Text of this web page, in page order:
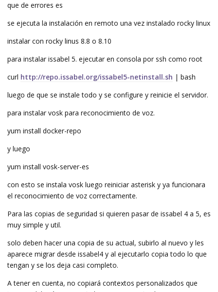
que de errores es
se ejecuta la instalación en remoto una vez instalado rocky linux
instalar con rocky linus 8.8 o 8.10
para instalar issabel 5. ejecutar en consola por ssh como root
curl http://repo.issabel.org/issabel5-netinstall.sh | bash
luego de que se instale todo y se configure y reinicie el servidor.
para instalar vosk para reconocimiento de voz.
yum install docker-repo
y luego
yum install vosk-server-es
con esto se instala vosk luego reiniciar asterisk y ya funcionara
el reconocimiento de voz correctamente.
Para las copias de seguridad si quieren pasar de issabel 4 a 5, es
muy simple y util.
solo deben hacer una copia de su actual, subirlo al nuevo y les
aparece migrar desde issabel4 y al ejecutarlo copia todo lo que
tengan y se los deja casi completo.
A tener en cuenta, no copiará contextos personalizados que